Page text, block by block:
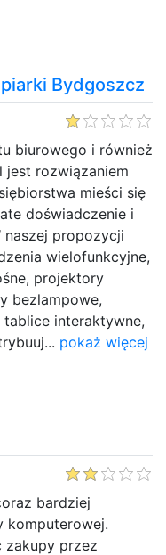
Bydgoszcz
biurowego i również
jest rozwiązaniem
mieści się
doświadczenie i
naszej propozycji
wielofunkcyjne,
projektory
bezlampowe,
interaktywne,
pokaż więcej
bardziej
komputerowej.
zakupy przez